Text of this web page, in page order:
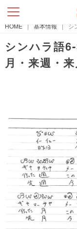
HOME | 基本情報 | シ
シンハラ語
月・来週・来